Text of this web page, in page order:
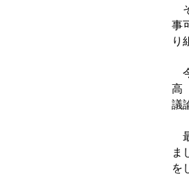
事
り
高
議
ま
を